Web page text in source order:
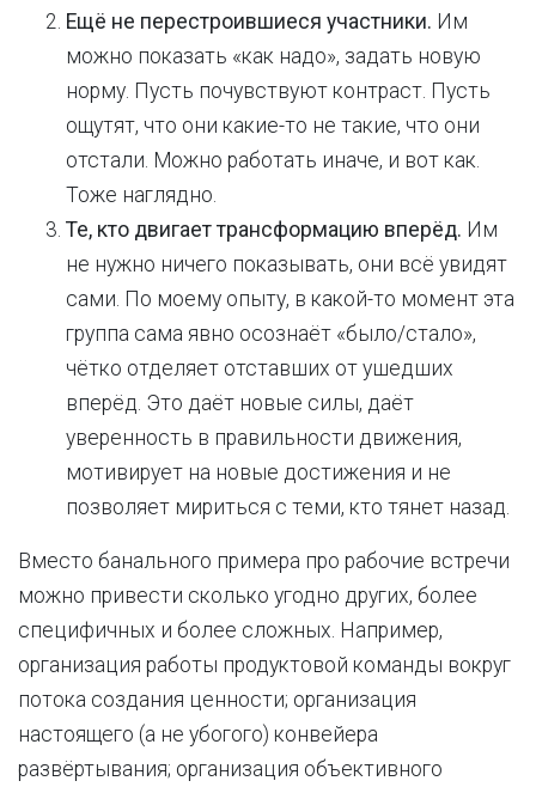
Ещё не перестроившиеся участники. Им
можно показать «как надо», задать новую
норму. Пусть почувствуют контраст. Пусть
ощутят, что они какие-то не такие, что они
отстали. Можно работать иначе, и вот как.
Тоже наглядно.
Те, кто двигает трансформацию вперёд. Им
не нужно ничего показывать, они всё увидят
сами. По моему опыту, в какой-то момент эта
группа сама явно осознаёт «было/стало»,
чётко отделяет отставших от ушедших
вперёд. Это даёт новые силы, даёт
уверенность в правильности движения,
мотивирует на новые достижения и не
позволяет мириться с теми, кто тянет назад.
Вместо банального примера про рабочие встречи
можно привести сколько угодно других, более
специфичных и более сложных. Например,
организация работы продуктовой команды вокруг
потока создания ценности; организация
настоящего (а не убогого) конвейера
развёртывания; организация объективного